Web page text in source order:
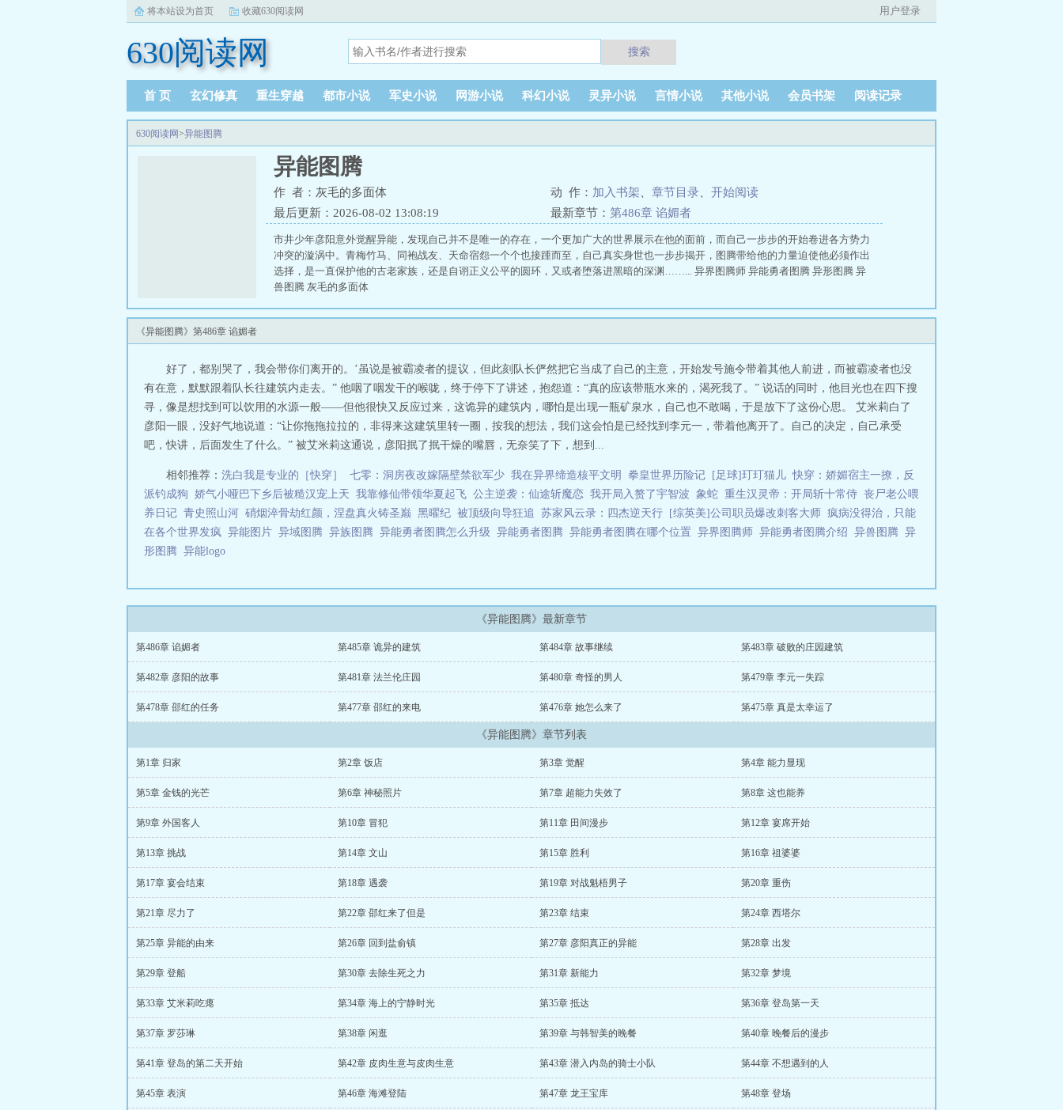
将本站设为首页 收藏630阅读网 用户登录
630阅读网 搜索
首 页 玄幻修真 重生穿越 都市小说 军史小说 网游小说 科幻小说 灵异小说 言情小说 其他小说 会员书架 阅读记录
630阅读网>异能图腾
异能图腾
作 者：灰毛的多面体 动 作： 加入书架 章节目录
开始阅读
最后更新：2026-08-02 13:08:19
最新章节： 第486章 谄媚者
市井少年彦阳意外觉醒异能，发现自己并不是唯一的存在，一个更加广大的世界展示在他的面前，而自己一步步的开始卷进各方势力
冲突的漩涡中。青梅竹马、同袍战友、天命宿怨一个个也接踵而至，自己真实身世也一步步揭开，图腾带给他的力量迫使他必须作出
选择，是一直保护他的古老家族，还是自诩正义公平的圆环，又或者堕落进黑暗的深渊……... 异界图腾师 异能勇者图腾 异形图腾 异
兽图腾 灰毛的多面体
《异能图腾》第486章 谄媚者
好了，都别哭了，我会带你们离开的。’虽说是被霸凌者的提议，但此刻队长俨然把它当成了自己的主意，开始发号施令带着其他人前进，而被霸凌者也没
有在意，默默跟着队长往建筑内走去。” 他咽了咽发干的喉咙，终于停下了讲述，抱怨道：“真的应该带瓶水来的，渴死我了。” 说话的同时，他目光也在四下搜
寻，像是想找到可以饮用的水源一般——但他很快又反应过来，这诡异的建筑内，哪怕是出现一瓶矿泉水，自己也不敢喝，于是放下了这份心思。 艾米莉白了
彦阳一眼，没好气地说道：“让你拖拖拉拉的，非得来这建筑里转一圈，按我的想法，我们这会怕是已经找到李元一，带着他离开了。自己的决定，自己承受
吧，快讲，后面发生了什么。” 被艾米莉这通说，彦阳抿了抿干燥的嘴唇，无奈笑了下，想到...
相邻推荐： 洗白我是专业的［快穿］ 七零：洞房夜改嫁隔壁禁欲军少 我在异界缔造核平文明 拳皇世界历险记 [足球]玎玎猫儿 快穿：娇媚宿主一撩，反
派钓成狗 娇气小哑巴下乡后被糙汉宠上天 我靠修仙带领华夏起飞 公主逆袭：仙途斩魔恋 我开局入赘了宇智波 象蛇 重生汉灵帝：开局斩十常侍 丧尸老公喂
养日记 青史照山河 硝烟淬骨劫红颜，涅盘真火铸圣巅 黑曜纪 被顶级向导狂追 苏家风云录：四杰逆天行 [综英美]公司职员爆改刺客大师 疯病没得治，只能
在各个世界发疯 异能图片 异域图腾 异族图腾 异能勇者图腾怎么升级 异能勇者图腾 异能勇者图腾在哪个位置 异界图腾师 异能勇者图腾介绍 异兽图腾 异
形图腾 异能logo
《异能图腾》最新章节
第486章 谄媚者 第485章 诡异的建筑 第484章 故事继续 第483章 破败的庄园建筑
第482章 彦阳的故事 第481章 法兰伦庄园 第480章 奇怪的男人 第479章 李元一失踪
第478章 邵红的任务 第477章 邵红的来电 第476章 她怎么来了 第475章 真是太幸运了
《异能图腾》章节列表
第1章 归家 第2章 饭店 第3章 觉醒 第4章 能力显现
第5章 金钱的光芒 第6章 神秘照片 第7章 超能力失效了 第8章 这也能养
第9章 外国客人 第10章 冒犯 第11章 田间漫步 第12章 宴席开始
第13章 挑战 第14章 文山 第15章 胜利 第16章 祖婆婆
第17章 宴会结束 第18章 遇袭 第19章 对战魁梧男子 第20章 重伤
第21章 尽力了 第22章 邵红来了但是 第23章 结束 第24章 西塔尔
第25章 异能的由来 第26章 回到盐俞镇 第27章 彦阳真正的异能 第28章 出发
第29章 登船 第30章 去除生死之力 第31章 新能力 第32章 梦境
第33章 艾米莉吃瘪 第34章 海上的宁静时光 第35章 抵达 第36章 登岛第一天
第37章 罗莎琳 第38章 闲逛 第39章 与韩智美的晚餐 第40章 晚餐后的漫步
第41章 登岛的第二天开始 第42章 皮肉生意与皮肉生意 第43章 潜入内岛的骑士小队 第44章 不想遇到的人
第45章 表演 第46章 海滩登陆 第47章 龙王宝库 第48章 登场